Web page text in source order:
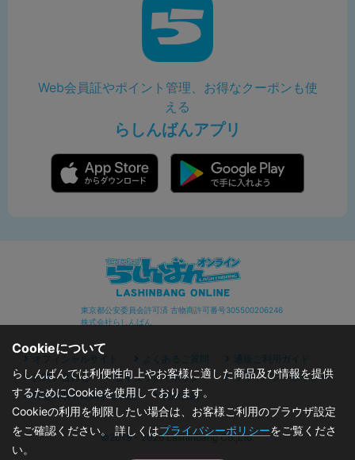
Web会員証やポイント管理、お得なクーポンも使
える
らしんばんアプリ
東京都公安委員会許可済 古物商許可番号305500206246
株式会社らしんばん
オフィシャルサイト よくあるご質問
通販ご利用ガイド
お問い合わせ
セキュリティポリシー
プライバシーポリシー
特定商取引に関する表記
利用規約
©2019 - 2026 Lashinbang Co.,Ltd.
Cookieについて
らしんばんでは利便性向上やお客様に適した商品及び情報を提供
するためにCookieを使用しております。
Cookieの利用を制限したい場合は、お客様ご利用のブラウザ設定
をご確認ください。 詳しくはプライバシーポリシーをご覧くださ
い。